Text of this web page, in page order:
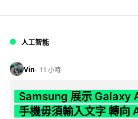
人工智能
Vin 11 小時
Samsung 展示 Galaxy
手機毋須輸入文字 轉向